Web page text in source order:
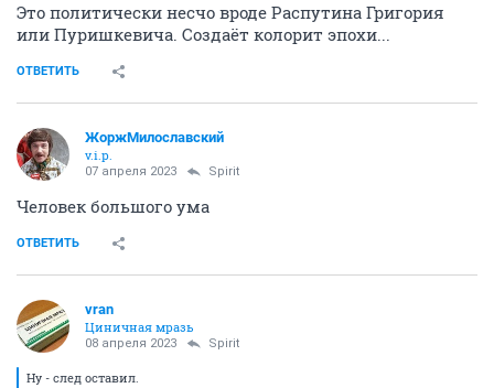
Это политически несчо вроде Распутина Григория
или Пуришкевича. Создаёт колорит эпохи...
ОТВЕТИТЬ
ЖоржМилославский
v.i.p.
07 апреля 2023 Spirit
Человек большого ума
ОТВЕТИТЬ
vran
Циничная мразь
08 апреля 2023 Spirit
Ну - след оставил.